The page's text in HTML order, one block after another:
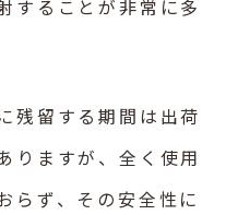
することが非常に多
残留する期間は出荷
りますが、全く使用
らず、その安全性に